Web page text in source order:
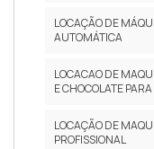
LOCAÇÃO DE
AUTOMÁTICA
LOCACAO DE
E CHOCOLATE
LOCAÇÃO DE
PROFISSIONAL